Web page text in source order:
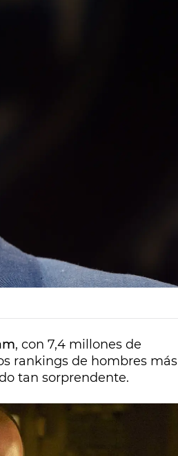
, con 7,4 millones de
rankings de hombres más
tan sorprendente.